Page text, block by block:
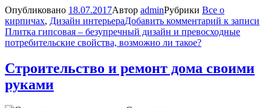
Опубликовано 18.07.2017Автор adminРубрики Все о
кирпичах, Дизайн интерьераДобавить комментарий к записи
Плитка гипсовая – безупречный дизайн и превосходные
потребительские свойства, возможно ли такое?
Строительство и ремонт дома своими
руками